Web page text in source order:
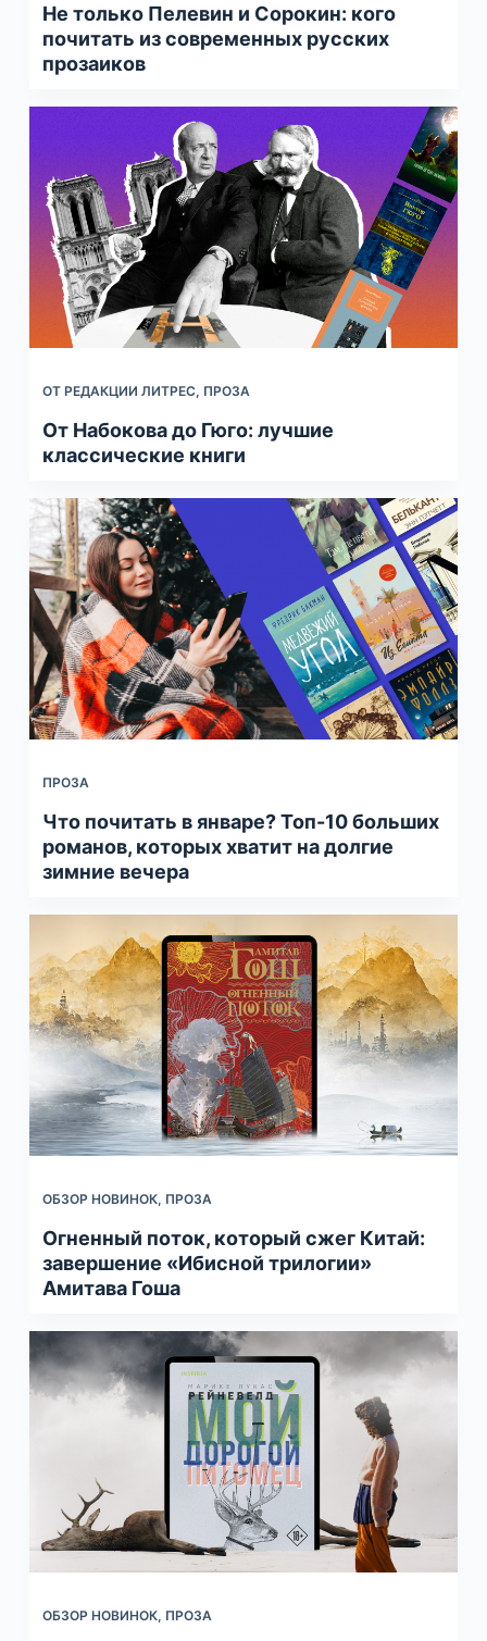
Не только Пелевин и Сорокин: кого
почитать из современных русских
прозаиков
ОТ РЕДАКЦИИ ЛИТРЕС, ПРОЗА
От Набокова до Гюго: лучшие
классические книги
ПРОЗА
Что почитать в январе? Топ-10 больших
романов, которых хватит на долгие
зимние вечера
ОБЗОР НОВИНОК, ПРОЗА
Огненный поток, который сжег Китай:
завершение «Ибисной трилогии»
Амитава Гоша
ОБЗОР НОВИНОК, ПРОЗА